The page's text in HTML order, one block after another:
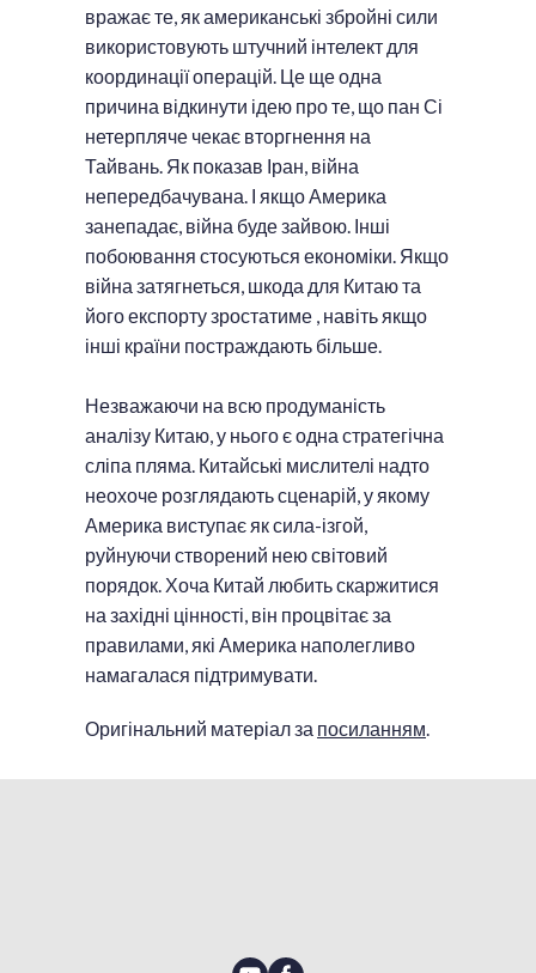
вражає те, як американські збройні сили
використовують штучний інтелект для
координації операцій. Це ще одна
причина відкинути ідею про те, що пан Сі
нетерпляче чекає вторгнення на
Тайвань. Як показав Іран, війна
непередбачувана. І якщо Америка
занепадає, війна буде зайвою. Інші
побоювання стосуються економіки. Якщо
війна затягнеться, шкода для Китаю та
його експорту зростатиме , навіть якщо
інші країни постраждають більше.
Незважаючи на всю продуманість
аналізу Китаю, у нього є одна стратегічна
сліпа пляма. Китайські мислителі надто
неохоче розглядають сценарій, у якому
Америка виступає як сила-ізгой,
руйнуючи створений нею світовий
порядок. Хоча Китай любить скаржитися
на західні цінності, він процвітає за
правилами, які Америка наполегливо
намагалася підтримувати.
Оригінальний матеріал за посиланням.